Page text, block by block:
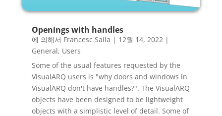
Openings with handles
에 의해서 Francesc Salla | 12월 14, 2022 |
General, Users
Some of the usual features requested by the
VisualARQ users is "why doors and windows in
VisualARQ don't have handles?". The VisualARQ
objects have been designed to be lightweight
objects with a simplistic level of detail. Some of